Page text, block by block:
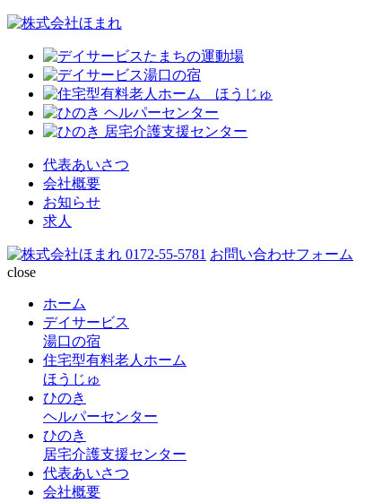
代表あいさつ
会社概要
お知らせ
求人
0172-55-5781 お問い合わせフォーム
close
ホーム
デイサービス
湯口の宿
住宅型有料老人ホーム
ほうじゅ
ひのき
ヘルパーセンター
ひのき
居宅介護支援センター
代表あいさつ
会社概要